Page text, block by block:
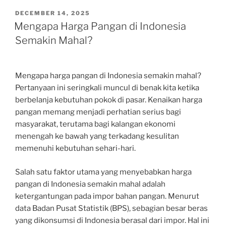
POSTED
ON
DECEMBER 14, 2025
Mengapa Harga Pangan di Indonesia
Semakin Mahal?
Mengapa harga pangan di Indonesia semakin mahal?
Pertanyaan ini seringkali muncul di benak kita ketika
berbelanja kebutuhan pokok di pasar. Kenaikan harga
pangan memang menjadi perhatian serius bagi
masyarakat, terutama bagi kalangan ekonomi
menengah ke bawah yang terkadang kesulitan
memenuhi kebutuhan sehari-hari.
Salah satu faktor utama yang menyebabkan harga
pangan di Indonesia semakin mahal adalah
ketergantungan pada impor bahan pangan. Menurut
data Badan Pusat Statistik (BPS), sebagian besar beras
yang dikonsumsi di Indonesia berasal dari impor. Hal ini